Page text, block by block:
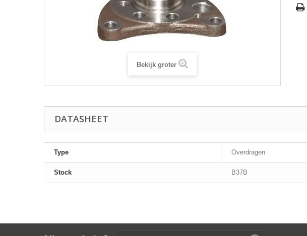
Bekijk groter
DATASHEET
Type Overdragen
Stock B37B